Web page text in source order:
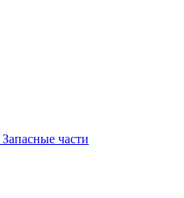
Запасные части